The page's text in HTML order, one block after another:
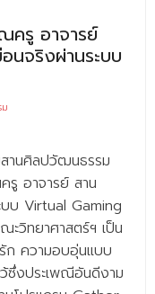
ครู อาจารย์
นจริงผ่านระบบ
านศิลปวัฒนธรรม
รู อาจารย์ สาน
บบ Virtual Gaming
วิทยาศาสตร์ฯ เป็น
ก ความอบอุ่นแบบ
ซึ่งประเพณีอันดีงาม